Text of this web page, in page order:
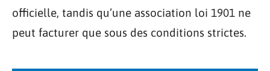
officielle, tandis qu’une association loi 1901 ne
peut facturer que sous des conditions strictes.